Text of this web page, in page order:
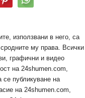
използвани в него, са
му права. Всички
графични и видео
на 24shumen.com,
се публикуване на
на 24shumen.com,